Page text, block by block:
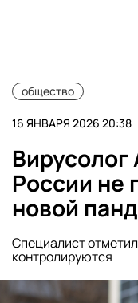
общество
16 ЯНВАРЯ 2026 20:38
Вирусолог
России не
новой
Специалист
контролируются